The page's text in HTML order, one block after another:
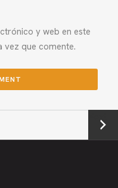
y web en este
vez que comente.
Next →